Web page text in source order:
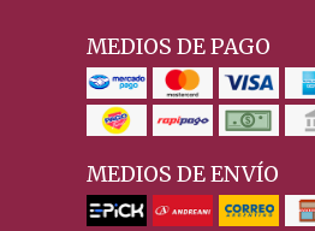
MEDIOS DE PAGO
MEDIOS DE ENVÍO